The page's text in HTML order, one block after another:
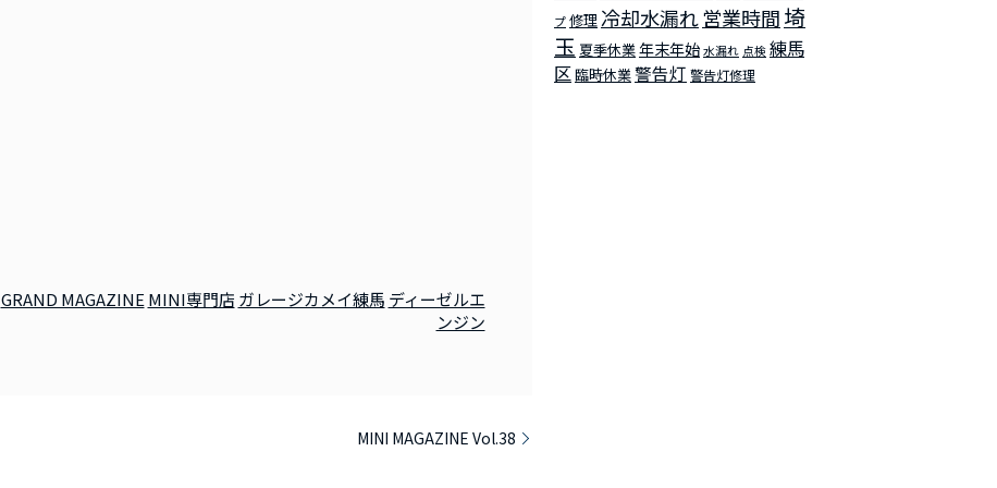
GRAND MAGAZINE MINI専門店 ガレージカメイ練馬 ディーゼルエ
ンジン
MINI MAGAZINE Vol.38
プ 修理 冷却水漏れ営業時間埼
玉 夏季休業年末年始 水漏れ 点検 練馬
区臨時休業警告灯 警告灯修理